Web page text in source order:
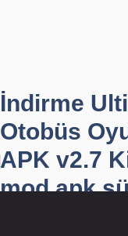
İndirme
Otobüs
APK v2.7
mod apk